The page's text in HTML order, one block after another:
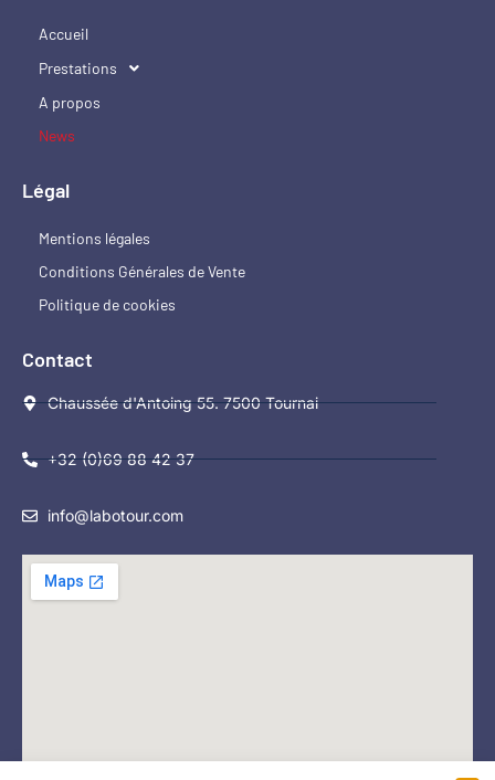
Accueil
Prestations
A propos
News
Légal
Mentions légales
Conditions Générales de Vente
Politique de cookies
Contact
Chaussée d'Antoing 55. 7500 Tournai
+32 (0)69 88 42 37
info@labotour.com